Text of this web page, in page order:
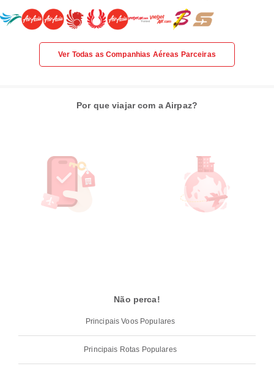
Ver Todas as Companhias Aéreas Parceiras
Por que viajar com a Airpaz?
Não perca!
Principais Voos Populares
Principais Rotas Populares